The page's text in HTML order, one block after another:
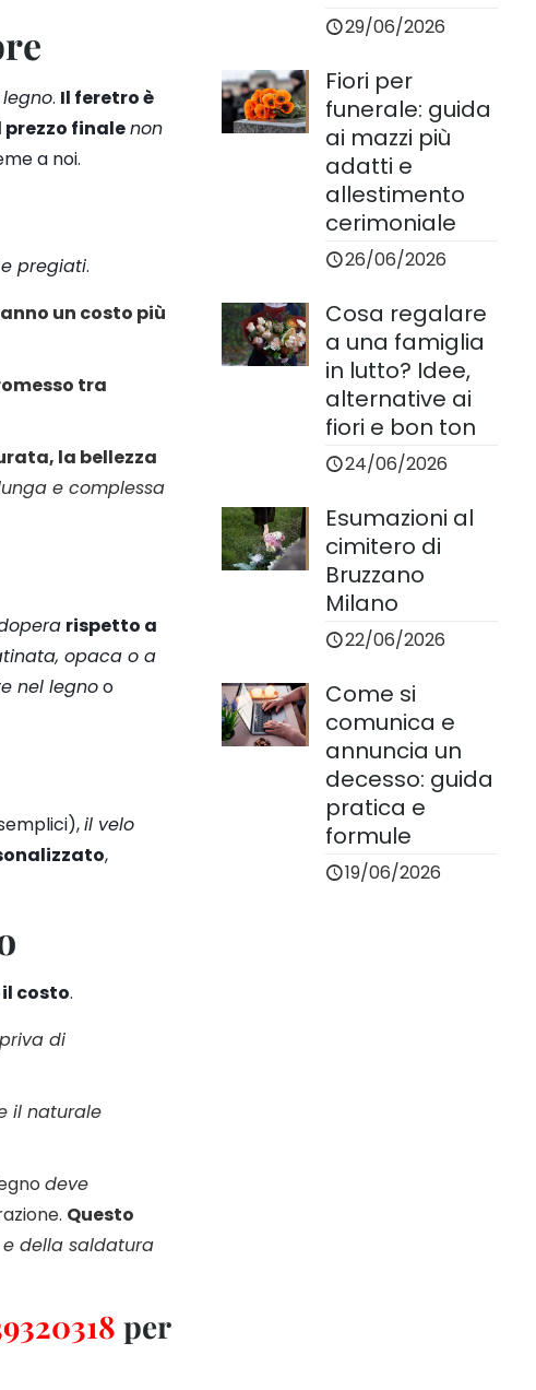
. Il feretro è
prezzo finalenon
a noi.
pregiati.
un costo più
tra
la bellezza
e complessa
rispetto a
opaca o a
nel legnoo
il velo
,
costo.
di
il naturale
deve
Questo
della saldatura
per
29/06/2026
Fiori per
funerale: guida
ai mazzi più
adatti e
allestimento
cerimoniale
26/06/2026
Cosa regalare
a una famiglia
in lutto? Idee,
alternative ai
fiori e bon ton
24/06/2026
Esumazioni al
cimitero di
Bruzzano
Milano
22/06/2026
Come si
comunica e
annuncia un
decesso: guida
pratica e
formule
19/06/2026